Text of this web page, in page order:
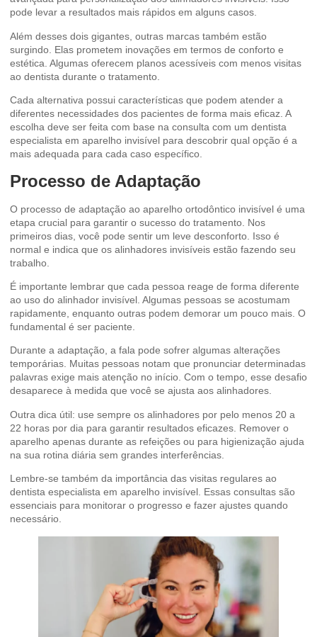
pode levar a resultados mais rápidos em alguns casos.
Além desses dois gigantes, outras marcas também estão
surgindo. Elas prometem inovações em termos de conforto e
estética. Algumas oferecem planos acessíveis com menos visitas
ao dentista durante o tratamento.
Cada alternativa possui características que podem atender a
diferentes necessidades dos pacientes de forma mais eficaz. A
escolha deve ser feita com base na consulta com um dentista
especialista em aparelho invisível para descobrir qual opção é a
mais adequada para cada caso específico.
Processo de Adaptação
O processo de adaptação ao aparelho ortodôntico invisível é uma
etapa crucial para garantir o sucesso do tratamento. Nos
primeiros dias, você pode sentir um leve desconforto. Isso é
normal e indica que os alinhadores invisíveis estão fazendo seu
trabalho.
É importante lembrar que cada pessoa reage de forma diferente
ao uso do alinhador invisível. Algumas pessoas se acostumam
rapidamente, enquanto outras podem demorar um pouco mais. O
fundamental é ser paciente.
Durante a adaptação, a fala pode sofrer algumas alterações
temporárias. Muitas pessoas notam que pronunciar determinadas
palavras exige mais atenção no início. Com o tempo, esse desafio
desaparece à medida que você se ajusta aos alinhadores.
Outra dica útil: use sempre os alinhadores por pelo menos 20 a
22 horas por dia para garantir resultados eficazes. Remover o
aparelho apenas durante as refeições ou para higienização ajuda
na sua rotina diária sem grandes interferências.
Lembre-se também da importância das visitas regulares ao
dentista especialista em aparelho invisível. Essas consultas são
essenciais para monitorar o progresso e fazer ajustes quando
necessário.